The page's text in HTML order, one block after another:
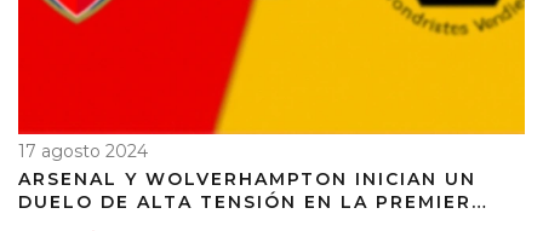
17 agosto 2024
ARSENAL Y WOLVERHAMPTON INICIAN UN
DUELO DE ALTA TENSIÓN EN LA PREMIER